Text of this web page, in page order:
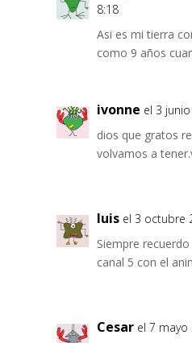
8:18
Asi es mi tierra
como 9 años
ivonne el 3
dios que gratos
volvamos a
luis el 3 octubre
Siempre
canal 5 con el
Cesar el 7 mayo